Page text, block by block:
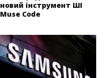
новий інструмент ШІ
Muse Code